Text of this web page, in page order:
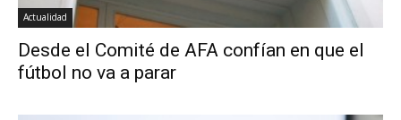
Actualidad
Desde el Comité de AFA confían en que el
fútbol no va a parar